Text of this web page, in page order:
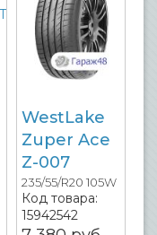
WestLake
Zuper Ace
Z-007
235/55/R20 105W
Код товара:
15942542